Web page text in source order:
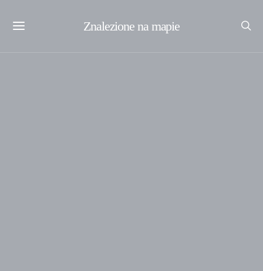
Znalezione na mapie